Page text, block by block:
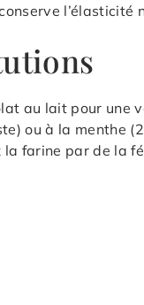
l’élasticité
au lait pour une
ou à la menthe
farine par de la